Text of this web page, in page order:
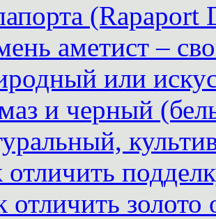
(Rapaport
аметист –
или
и черный
отличить
отличить